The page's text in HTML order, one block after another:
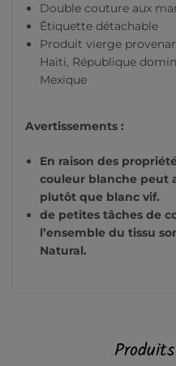
Double couture aux
Étiquette détachable
Produit vierge
Haïti, République
Mexique
Avertissements :
En raison des
couleur blanche peut
plutôt que blanc vif.
de petites tâches de
l’ensemble du tissu
Natural.